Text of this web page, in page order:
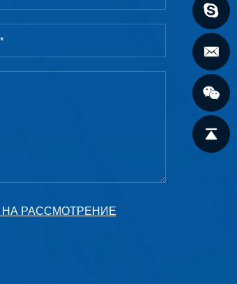
НА РАССМОТРЕНИЕ